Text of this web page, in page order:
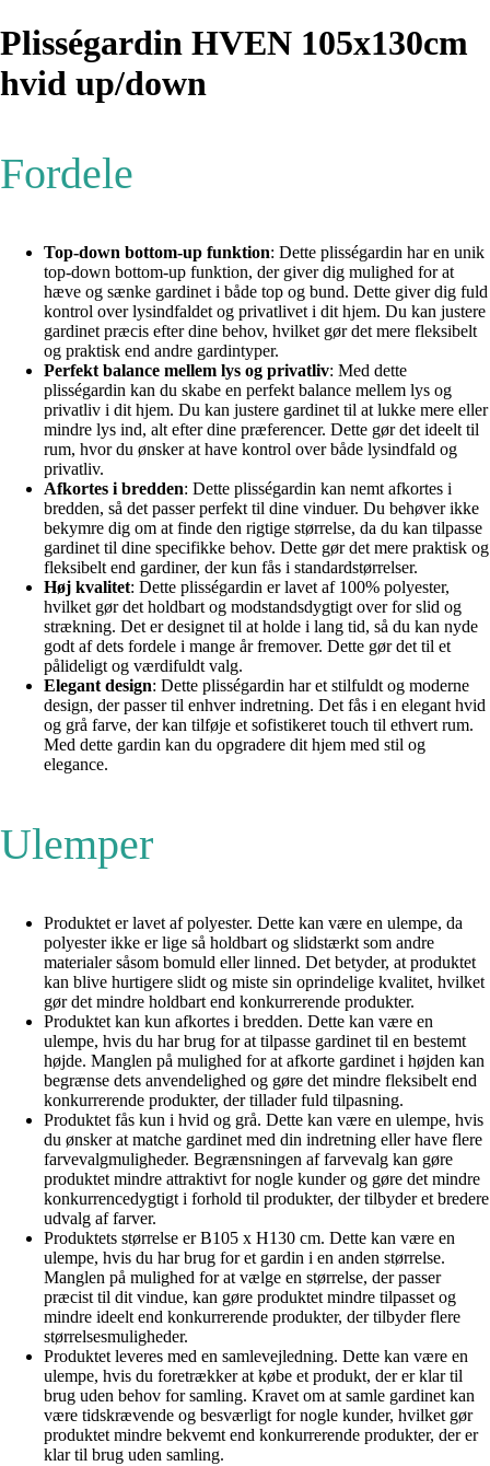
Plisségardin HVEN 105x130cm
hvid up/down
Fordele
Top-down bottom-up funktion: Dette plisségardin har en unik
top-down bottom-up funktion, der giver dig mulighed for at
hæve og sænke gardinet i både top og bund. Dette giver dig fuld
kontrol over lysindfaldet og privatlivet i dit hjem. Du kan justere
gardinet præcis efter dine behov, hvilket gør det mere fleksibelt
og praktisk end andre gardintyper.
Perfekt balance mellem lys og privatliv: Med dette
plisségardin kan du skabe en perfekt balance mellem lys og
privatliv i dit hjem. Du kan justere gardinet til at lukke mere eller
mindre lys ind, alt efter dine præferencer. Dette gør det ideelt til
rum, hvor du ønsker at have kontrol over både lysindfald og
privatliv.
Afkortes i bredden: Dette plisségardin kan nemt afkortes i
bredden, så det passer perfekt til dine vinduer. Du behøver ikke
bekymre dig om at finde den rigtige størrelse, da du kan tilpasse
gardinet til dine specifikke behov. Dette gør det mere praktisk og
fleksibelt end gardiner, der kun fås i standardstørrelser.
Høj kvalitet: Dette plisségardin er lavet af 100% polyester,
hvilket gør det holdbart og modstandsdygtigt over for slid og
strækning. Det er designet til at holde i lang tid, så du kan nyde
godt af dets fordele i mange år fremover. Dette gør det til et
pålideligt og værdifuldt valg.
Elegant design: Dette plisségardin har et stilfuldt og moderne
design, der passer til enhver indretning. Det fås i en elegant hvid
og grå farve, der kan tilføje et sofistikeret touch til ethvert rum.
Med dette gardin kan du opgradere dit hjem med stil og
elegance.
Ulemper
Produktet er lavet af polyester. Dette kan være en ulempe, da
polyester ikke er lige så holdbart og slidstærkt som andre
materialer såsom bomuld eller linned. Det betyder, at produktet
kan blive hurtigere slidt og miste sin oprindelige kvalitet, hvilket
gør det mindre holdbart end konkurrerende produkter.
Produktet kan kun afkortes i bredden. Dette kan være en
ulempe, hvis du har brug for at tilpasse gardinet til en bestemt
højde. Manglen på mulighed for at afkorte gardinet i højden kan
begrænse dets anvendelighed og gøre det mindre fleksibelt end
konkurrerende produkter, der tillader fuld tilpasning.
Produktet fås kun i hvid og grå. Dette kan være en ulempe, hvis
du ønsker at matche gardinet med din indretning eller have flere
farvevalgmuligheder. Begrænsningen af farvevalg kan gøre
produktet mindre attraktivt for nogle kunder og gøre det mindre
konkurrencedygtigt i forhold til produkter, der tilbyder et bredere
udvalg af farver.
Produktets størrelse er B105 x H130 cm. Dette kan være en
ulempe, hvis du har brug for et gardin i en anden størrelse.
Manglen på mulighed for at vælge en størrelse, der passer
præcist til dit vindue, kan gøre produktet mindre tilpasset og
mindre ideelt end konkurrerende produkter, der tilbyder flere
størrelsesmuligheder.
Produktet leveres med en samlevejledning. Dette kan være en
ulempe, hvis du foretrækker at købe et produkt, der er klar til
brug uden behov for samling. Kravet om at samle gardinet kan
være tidskrævende og besværligt for nogle kunder, hvilket gør
produktet mindre bekvemt end konkurrerende produkter, der er
klar til brug uden samling.